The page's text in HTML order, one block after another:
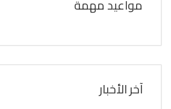
مواعيد مهمة
آخر الأخبار